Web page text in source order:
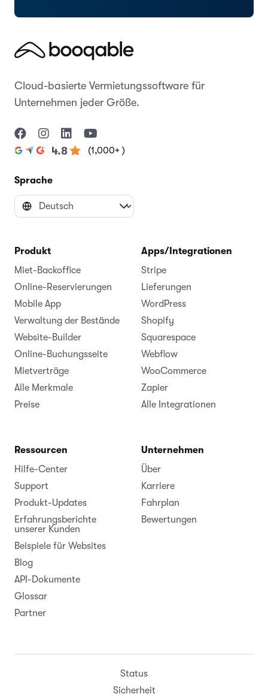
Cloud-basierte Vermietungssoftware für
Unternehmen jeder Größe.
4.8 (1,000+ )
Sprache
Produkt
Miet-Backoffice
Online-Reservierungen
Mobile App
Verwaltung der Bestände
Website-Builder
Online-Buchungsseite
Mietverträge
Alle Merkmale
Preise
Apps/Integrationen
Stripe
Lieferungen
WordPress
Shopify
Squarespace
Webflow
WooCommerce
Zapier
Alle Integrationen
Ressourcen
Hilfe-Center
Support
Produkt-Updates
Erfahrungsberichte
unserer Kunden
Beispiele für Websites
Blog
API-Dokumente
Glossar
Partner
Unternehmen
Über
Karriere
Fahrplan
Bewertungen
Status
Sicherheit